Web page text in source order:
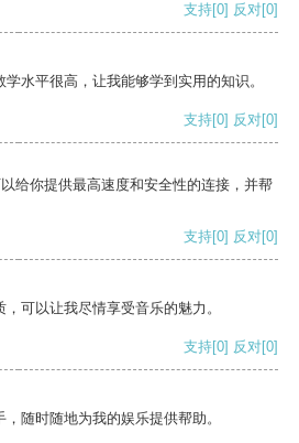
支持[0] 反对[0]
水平很高，让我能够学到实用的知识。
支持[0] 反对[0]
给你提供最高速度和安全性的连接，并帮
支持[0] 反对[0]
可以让我尽情享受音乐的魅力。
支持[0] 反对[0]
随时随地为我的娱乐提供帮助。